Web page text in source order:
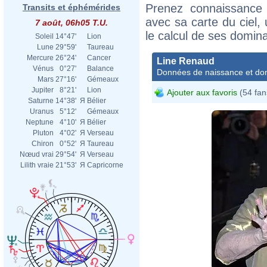
Transits et éphémérides
7 août, 06h05 T.U.
Soleil 14°47'
Lion
Lune 29°59'
Taureau
Mercure 26°24'
Cancer
Vénus
0°27'
Balance
Mars 27°16'
Gémeaux
Jupiter
8°21'
Lion
Saturne 14°38' Я Bélier
Uranus
5°12'
Gémeaux
Neptune
4°10' Я Bélier
Pluton
4°02' Я Verseau
Chiron
0°52' Я Taureau
Nœud vrai 29°54' Я Verseau
Lilith vraie 21°53' Я Capricorne
Prenez
avec sa carte du ciel,
le calcul de ses
Line Renaud
Données de naissance et
Ajouter aux favoris (54